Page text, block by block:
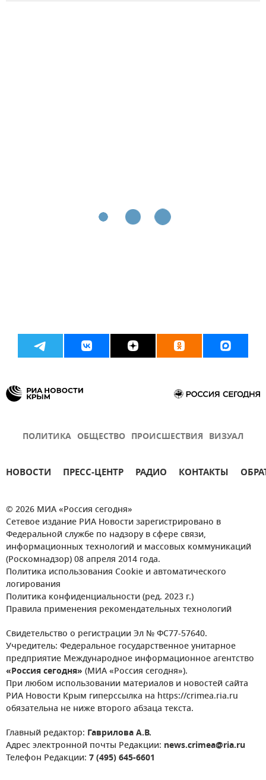
ПОЛИТИКА ОБЩЕСТВО ПРОИСШЕСТВИЯ ВИЗУАЛ
НОВОСТИ ПРЕСС-ЦЕНТР РАДИО КОНТАКТЫ
© 2026 МИА «Россия сегодня»
Сетевое издание РИА Новости зарегистрировано в
Федеральной службе по надзору в сфере связи,
информационных технологий и массовых коммуникаций
(Роскомнадзор) 08 апреля 2014 года.
Политика использования Cookie и автоматического
логирования
Политика конфиденциальности (ред. 2023 г.)
Правила применения рекомендательных технологий
Свидетельство о регистрации Эл № ФС77-57640.
Учредитель: Федеральное государственное унитарное
предприятие Международное информационное агентство
«Россия сегодня» (МИА «Россия сегодня»).
При любом использовании материалов и новостей сайта
РИА Новости Крым гиперссылка на https://crimea.ria.ru
обязательна не ниже второго абзаца текста.
Главный редактор: Гаврилова А.В.
Адрес электронной почты Редакции: news.crimea@ria.ru
Телефон Редакции: 7 (495) 645-6601